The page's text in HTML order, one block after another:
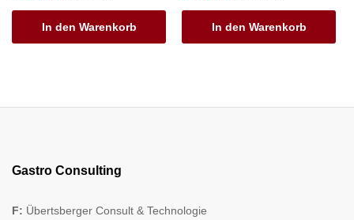
In den Warenkorb In den Warenkorb
Gastro Consulting
F: Übertsberger Consult & Technologie